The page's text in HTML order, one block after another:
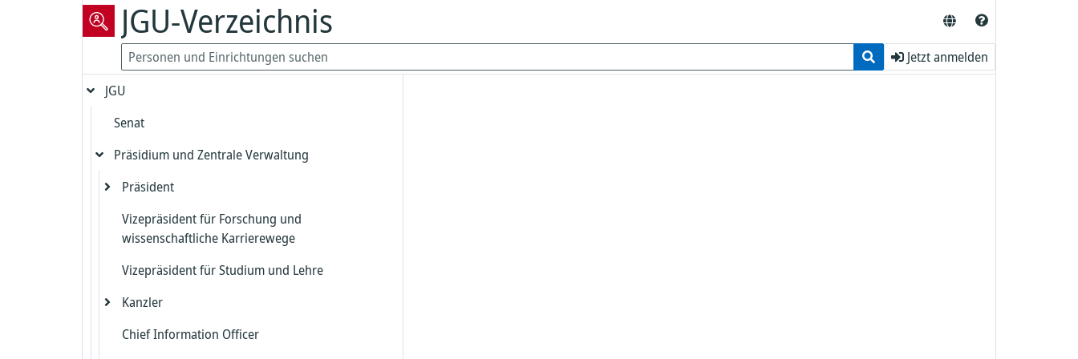
JGU-Verzeichnis
Jetzt anmelden
JGU
Senat
Präsidium und Zentrale Verwaltung
Präsident
Präsidialbereich
Gleichstellung und Diversität
Biologische Sicherheit und Strahlenschutz
Vizepräsident für Forschung und
wissenschaftliche Karrierewege
Vizepräsident für Studium und Lehre
Kanzler
Kanzlerbüro
Chief Information Officer